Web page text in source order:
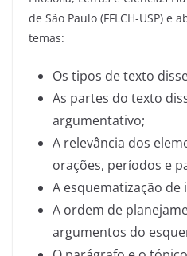
de São Paulo (FFLCH-USP) e
temas:
Os tipos de texto
As partes do texto
argumentativo;
A relevância dos
orações, períodos e
A esquematização de
A ordem de
argumentos do